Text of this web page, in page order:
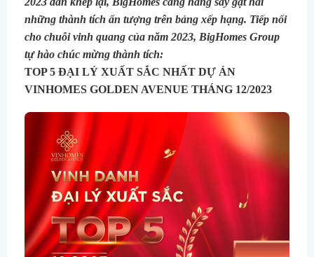
những thành tích ấn tượng trên bảng xếp hạng. Tiếp nối
cho chuỗi vinh quang của năm 2023, BigHomes Group
tự hào chúc mừng thành tích:
TOP 5 ĐẠI LÝ XUẤT SẮC NHẤT DỰ ÁN
VINHOMES GOLDEN AVENUE THÁNG 12/2023